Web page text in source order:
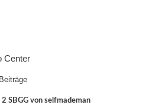
Center
SBGG von selfmademan